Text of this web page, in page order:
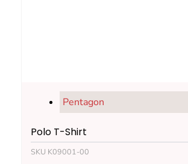
Pentagon
Polo T-Shirt
SKU K09001-00